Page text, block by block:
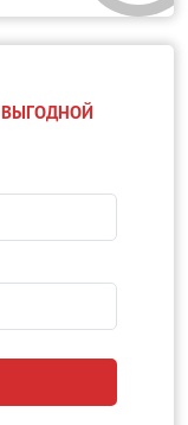
ВЫГОДНОЙ